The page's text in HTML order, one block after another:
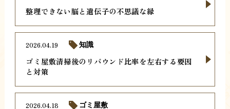
整理できない脳と遺伝子の不思議な縁
ゴミ屋敷清掃後のリバウンド比率を左右する要因
と対策
2026.04.19 知識
2026.04.18 ゴミ屋敷